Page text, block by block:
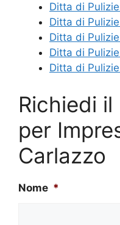
Ditta di
Ditta di
Ditta di
Ditta di
Ditta di
Richiedi
per
Carlazzo
Nome *